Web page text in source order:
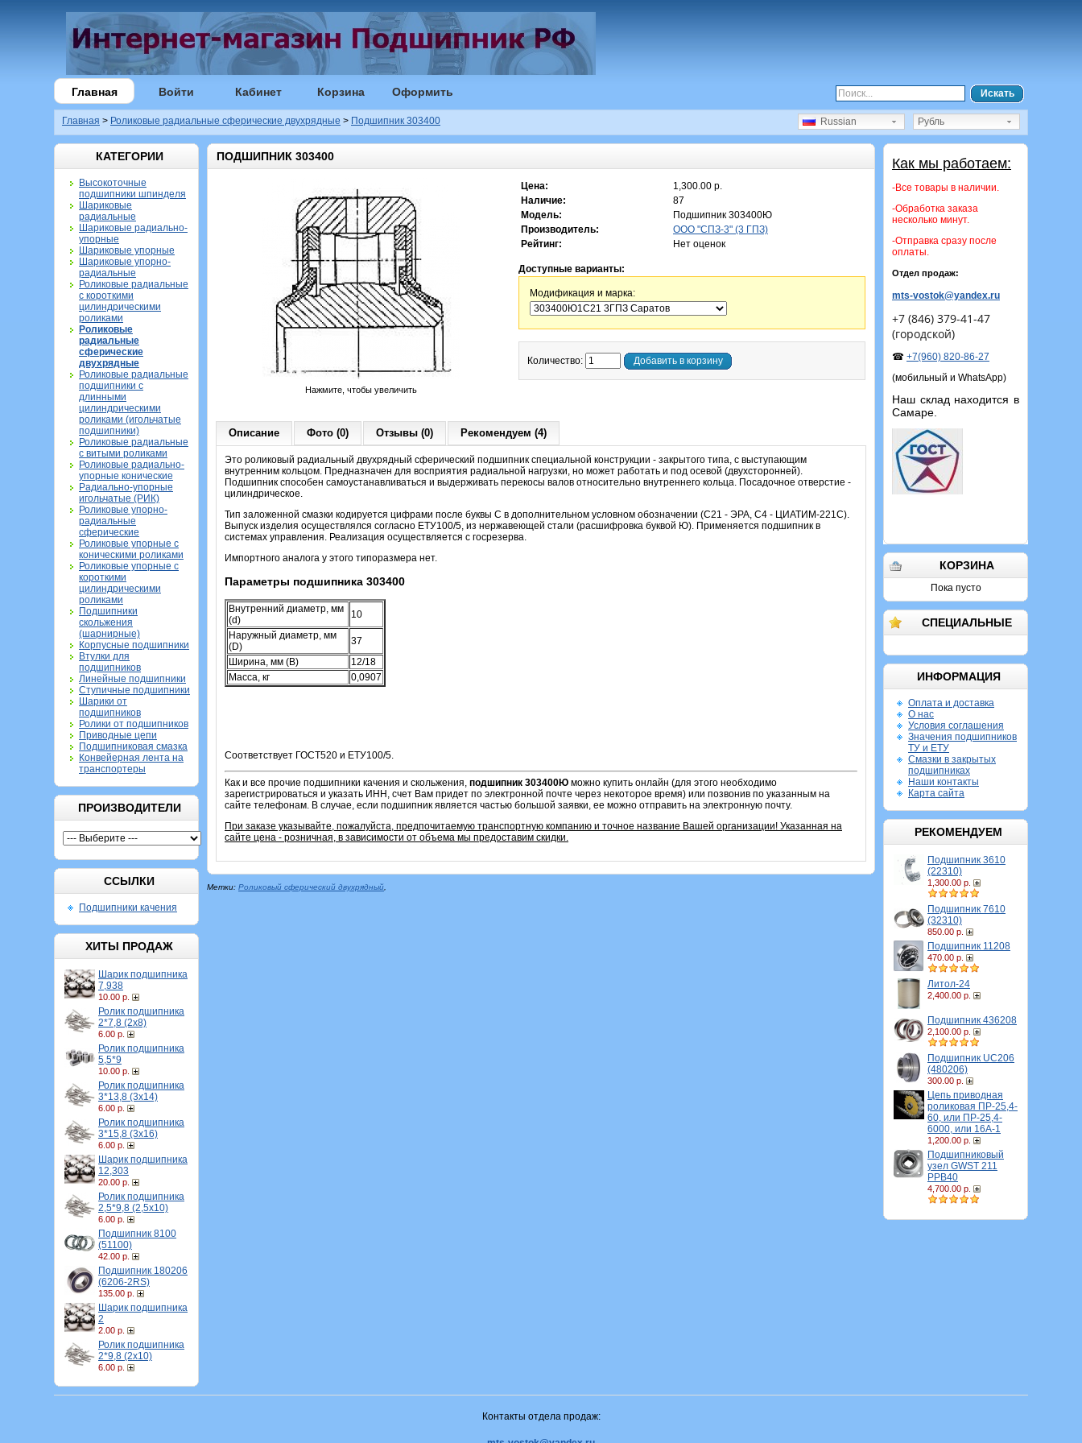
Главная Войти Кабинет Корзина Оформить Искать
Главная > Роликовые радиальные сферические двухрядные > Подшипник 303400 Рубль
Russian
КАТЕГОРИИ
Высокоточные
подшипники шпинделя
Шариковые
радиальные
Шариковые радиально-
упорные
Шариковые упорные
Шариковые упорно-
радиальные
Роликовые радиальные
с короткими
цилиндрическими
роликами
Роликовые
радиальные
сферические
двухрядные
Роликовые радиальные
подшипники с
длинными
цилиндрическими
роликами (игольчатые
подшипники)
Роликовые радиальные
с витыми роликами
Роликовые радиально-
упорные конические
Радиально-упорные
игольчатые (РИК)
Роликовые упорно-
радиальные
сферические
Роликовые упорные с
коническими роликами
Роликовые упорные с
короткими
цилиндрическими
роликами
Подшипники
скольжения
(шарнирные)
Корпусные подшипники
Втулки для
подшипников
Линейные подшипники
Ступичные подшипники
Шарики от
подшипников
Ролики от подшипников
Приводные цепи
Подшипниковая смазка
Конвейерная лента на
транспортеры
ПРОИЗВОДИТЕЛИ
ССЫЛКИ
Подшипники качения
ХИТЫ ПРОДАЖ
Шарик подшипника
7,938
10.00 р.
Ролик подшипника
2*7,8 (2х8)
6.00 р.
Ролик подшипника
5,5*9
10.00 р.
Ролик подшипника
3*13,8 (3х14)
6.00 р.
Ролик подшипника
3*15,8 (3х16)
6.00 р.
Шарик подшипника
12,303
20.00 р.
Ролик подшипника
2,5*9,8 (2,5х10)
6.00 р.
Подшипник 8100
(51100)
42.00 р.
Подшипник 180206
(6206-2RS)
135.00 р.
Шарик подшипника
2
2.00 р.
Ролик подшипника
2*9,8 (2х10)
6.00 р.
Как мы работаем:
-Все товары в наличии.
-Обработка заказа
несколько минут.
-Отправка сразу после
оплаты.
Отдел продаж:
mts-vostok@yandex.ru
+7 (846) 379-41-47
(городской)
☎ +7(960) 820-86-27
(мобильный и WhatsApp)
Наш склад находится в
Самаре.
КОРЗИНА
Пока пусто
СПЕЦИАЛЬНЫЕ
ИНФОРМАЦИЯ
Оплата и доставка
О нас
Условия соглашения
Значения подшипников
ТУ и ЕТУ
Смазки в закрытых
подшипниках
Наши контакты
Карта сайта
РЕКОМЕНДУЕМ
Подшипник 3610
(22310)
1,300.00 р.
Подшипник 7610
(32310)
850.00 р.
Подшипник 11208
470.00 р.
Литол-24
2,400.00 р.
Подшипник 436208
2,100.00 р.
Подшипник UC206
(480206)
300.00 р.
Цепь приводная
роликовая ПР-25,4-
60, или ПР-25,4-
6000, или 16A-1
1,200.00 р.
Подшипниковый
узел GWST 211
PPB40
4,700.00 р.
ПОДШИПНИК 303400
Нажмите, чтобы увеличить
Цена:
1,300.00 р.
Наличие:
87
Модель:
Подшипник 303400Ю
Производитель:
ООО "СПЗ-3" (3 ГПЗ)
Рейтинг:
Нет оценок
Доступные варианты:
Модификация и марка:
Количество: Добавить в корзину
Описание Фото (0) Отзывы (0) Рекомендуем (4)
Это роликовый радиальный двухрядный сферический подшипник специальной конструкции - закрытого типа, с выступающим
внутренним кольцом. Предназначен для восприятия радиальной нагрузки, но может работать и под осевой (двухсторонней).
Подшипник способен самоустанавливаться и выдерживать перекосы валов относительно внутреннего кольца. Посадочное отверстие -
цилиндрическое.
Тип заложенной смазки кодируется цифрами после буквы С в дополнительном условном обозначении (С21 - ЭРА, C4 - ЦИАТИМ-221С).
Выпуск изделия осуществлялся согласно ЕТУ100/5, из нержавеющей стали (расшифровка буквой Ю). Применяется подшипник в
системах управления. Реализация осуществляется с госрезерва.
Импортного аналога у этого типоразмера нет.
Параметры подшипника 303400
Внутренний диаметр, мм
(d)
10
Наружный диаметр, мм
(D)
37
Ширина, мм (B)
12/18
Масса, кг
0,0907
Соответствует ГОСТ520 и ЕТУ100/5.
Как и все прочие подшипники качения и скольжения, подшипник 303400Ю можно купить онлайн (для этого необходимо
зарегистрироваться и указать ИНН, счет Вам придет по электронной почте через некоторое время) или позвонив по указанным на
сайте телефонам. В случае, если подшипник является частью большой заявки, ее можно отправить на электронную почту.
При заказе указывайте, пожалуйста, предпочитаемую транспортную компанию и точное название Вашей организации! Указанная на
сайте цена - розничная, в зависимости от объема мы предоставим скидки.
Метки: Роликовый сферический двухрядный
Контакты отдела продаж: